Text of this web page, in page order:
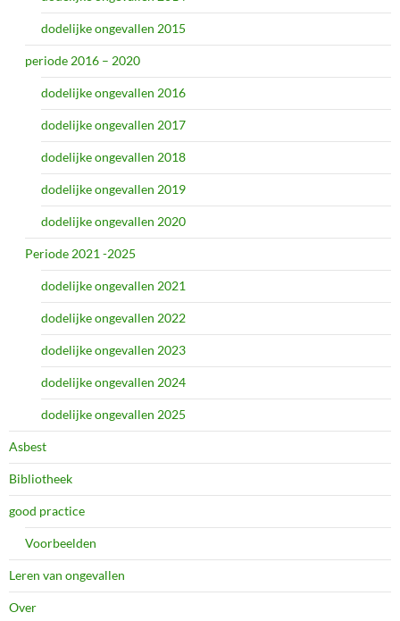
dodelijke ongevallen 2015
periode 2016 – 2020
dodelijke ongevallen 2016
dodelijke ongevallen 2017
dodelijke ongevallen 2018
dodelijke ongevallen 2019
dodelijke ongevallen 2020
Periode 2021 -2025
dodelijke ongevallen 2021
dodelijke ongevallen 2022
dodelijke ongevallen 2023
dodelijke ongevallen 2024
dodelijke ongevallen 2025
Asbest
Bibliotheek
good practice
Voorbeelden
Leren van ongevallen
Over